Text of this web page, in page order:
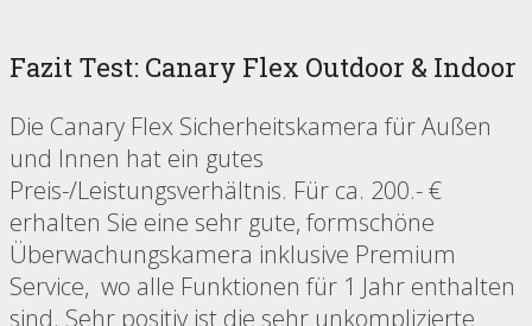
Fazit Test: Canary Flex Outdoor & Indoor
Die Canary Flex Sicherheitskamera für Außen
und Innen hat ein gutes
Preis-/Leistungsverhältnis. Für ca. 200.- €
erhalten Sie eine sehr gute, formschöne
Überwachungskamera inklusive Premium
Service, wo alle Funktionen für 1 Jahr enthalten
sind. Sehr positiv ist die sehr unkomplizierte